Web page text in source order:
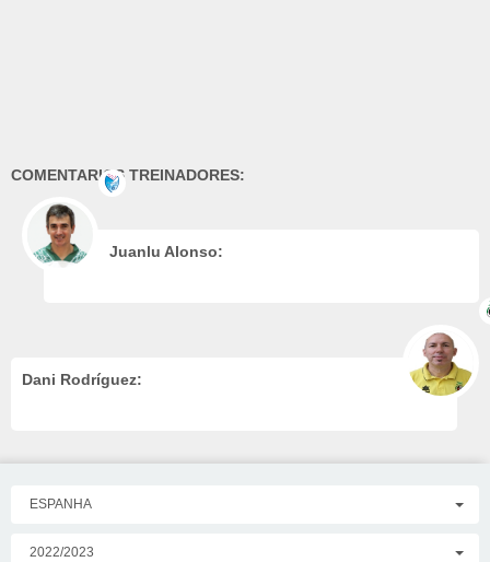
COMENTARIOS TREINADORES:
Juanlu Alonso:
Dani Rodríguez:
ESPANHA
2022/2023